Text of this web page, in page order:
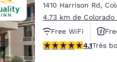
1410 Harrison Rd,
4.73 km de
Free WiFi
4.13 étoiles. Très
4.1Très